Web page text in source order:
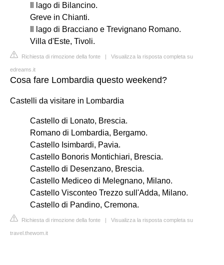
Il lago di Bilancino.
Greve in Chianti.
Il lago di Bracciano e Trevignano Romano.
Villa d'Este, Tivoli.
Richiesta di rimozione della fonte | Visualizza la risposta completa su
edreams.it
Cosa fare Lombardia questo weekend?
Castelli da visitare in Lombardia
Castello di Lonato, Brescia.
Romano di Lombardia, Bergamo.
Castello Isimbardi, Pavia.
Castello Bonoris Montichiari, Brescia.
Castello di Desenzano, Brescia.
Castello Mediceo di Melegnano, Milano.
Castello Visconteo Trezzo sull'Adda, Milano.
Castello di Pandino, Cremona.
Richiesta di rimozione della fonte | Visualizza la risposta completa su
travel.thewom.it